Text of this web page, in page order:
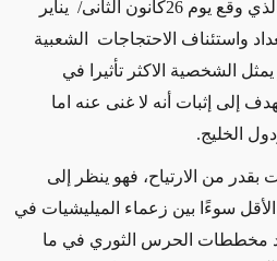
يتضح من الهجوم الصاروخي الذي وقع يوم 26كانون الثانى/ يناير
واستئناف الاحتجاجات الشعبية
الشخصية الاكثر تأثيرا في
إلى إثبات أنه لا غنى عنه اما
الخليج.
من الارتياح، فهو ينظر إلى
الأقل سوءًا بين زعماء الميليشيات في
مخططات الحرس الثوري في ما